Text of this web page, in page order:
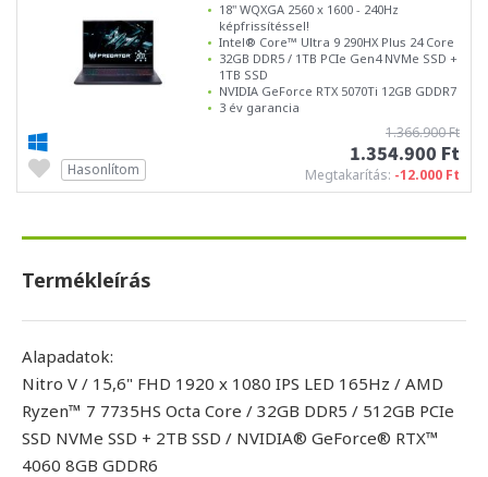
18" WQXGA 2560 x 1600 - 240Hz
képfrissítéssel!
Intel® Core™ Ultra 9 290HX Plus 24 Core
32GB DDR5 / 1TB PCIe Gen4 NVMe SSD +
1TB SSD
NVIDIA GeForce RTX 5070Ti 12GB GDDR7
3 év garancia
1.366.900 Ft
1.354.900 Ft
Megtakarítás: -12.000 Ft
Hasonlítom
Termékleírás
Alapadatok:
Nitro V / 15,6" FHD 1920 x 1080 IPS LED 165Hz / AMD
Ryzen™ 7 7735HS Octa Core / 32GB DDR5 / 512GB PCIe
SSD NVMe SSD + 2TB SSD / NVIDIA® GeForce® RTX™
4060 8GB GDDR6